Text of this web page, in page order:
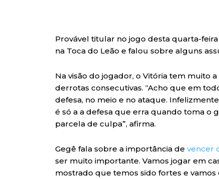
Provável titular no jogo desta quarta-feira
na Toca do Leão e falou sobre alguns
Na visão do jogador, o Vitória tem muito
derrotas consecutivas. “Acho que em
defesa, no meio e no ataque.
é só a a defesa que erra quando toma o
parcela de culpa”, afirma.
Gegê fala sobre a importância de vencer
ser muito importante. Vamos jogar em
mostrado que temos sido fortes e